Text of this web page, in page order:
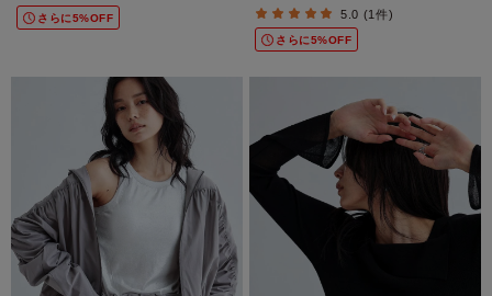
さらに5%OFF 5.0 (1件)
さらに5%OFF